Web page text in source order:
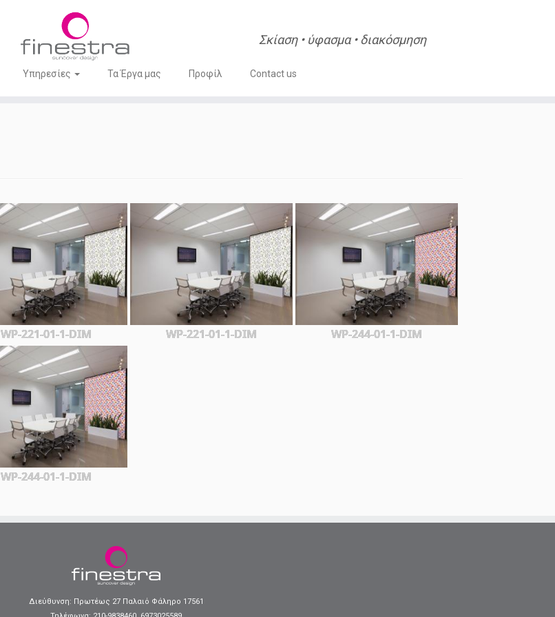
Σκίαση • ύφασμα • διακόσμηση
Υπηρεσίες Τα Έργα μας Προφίλ Contact us
WP-221-01-1-DIM WP-221-01-1-DIM WP-244-01-1-DIM
WP-244-01-1-DIM
Διεύθυνση: Πρωτέως 27 Παλαιό Φάληρο 17561